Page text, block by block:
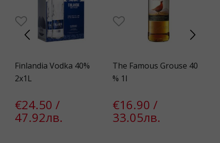
Finlandia Vodka 40%
2x1L
€24.50 /
47.92лв.
The Famous Grouse 40
% 1l
€16.90 /
33.05лв.